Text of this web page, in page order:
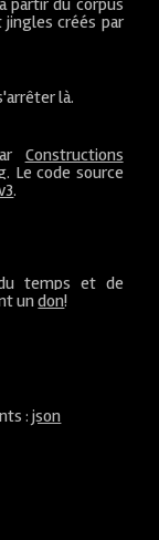
partir du corpus
créés par
là.
Constructions
. Le code source
.
temps et de
undon!
:json